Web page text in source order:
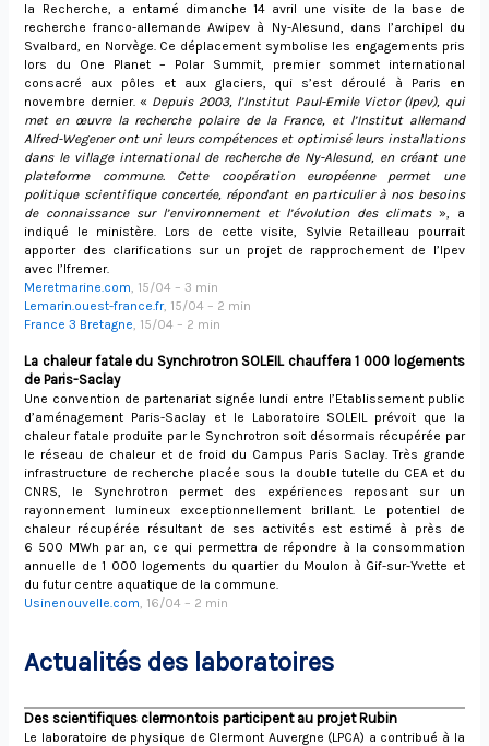
la Recherche, a entamé dimanche 14 avril une visite de la base de
recherche franco-allemande Awipev à Ny-Alesund, dans l’archipel du
Svalbard, en Norvège. Ce déplacement symbolise les engagements pris
lors du One Planet – Polar Summit, premier sommet international
consacré aux pôles et aux glaciers, qui s’est déroulé à Paris en
novembre dernier. « Depuis 2003, l’Institut Paul-Emile Victor (Ipev), qui
met en œuvre la recherche polaire de la France, et l’Institut allemand
Alfred-Wegener ont uni leurs compétences et optimisé leurs installations
dans le village international de recherche de Ny-Alesund, en créant une
plateforme commune. Cette coopération européenne permet une
politique scientifique concertée, répondant en particulier à nos besoins
de connaissance sur l’environnement et l’évolution des climats», a
indiqué le ministère. Lors de cette visite, Sylvie Retailleau pourrait
apporter des clarifications sur un projet de rapprochement de l’Ipev
avec l’Ifremer.
Meretmarine.com, 15/04 – 3 min
Lemarin.ouest-france.fr, 15/04 – 2 min
France 3 Bretagne, 15/04 – 2 min
La chaleur fatale du Synchrotron SOLEIL chauffera 1 000 logements
de Paris-Saclay
Une convention de partenariat signée lundi entre l’Etablissement public
d’aménagement Paris-Saclay et le Laboratoire SOLEIL prévoit que la
chaleur fatale produite par le Synchrotron soit désormais récupérée par
le réseau de chaleur et de froid du Campus Paris Saclay. Très grande
infrastructure de recherche placée sous la double tutelle du CEA et du
CNRS, le Synchrotron permet des expériences reposant sur un
rayonnement lumineux exceptionnellement brillant. Le potentiel de
chaleur récupérée résultant de ses activités est estimé à près de
6 500 MWh par an, ce qui permettra de répondre à la consommation
annuelle de 1 000 logements du quartier du Moulon à Gif-sur-Yvette et
du futur centre aquatique de la commune.
Usinenouvelle.com, 16/04 – 2 min
Actualités des laboratoires
Des scientifiques clermontois participent au projet Rubin
Le laboratoire de physique de Clermont Auvergne (LPCA) a contribué à la